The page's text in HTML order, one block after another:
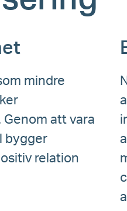
mindre
att vara
bygger
relation